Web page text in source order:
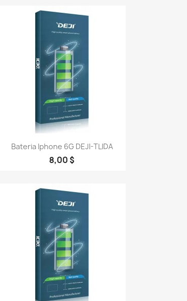
Vista rápida
Bateria Iphone 6G DEJI-TLIDA
8,00 $